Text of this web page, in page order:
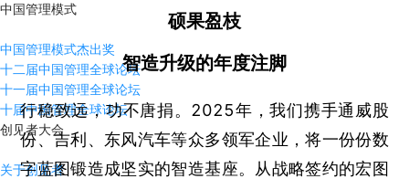
中国管理模式
中国管理模式杰出奖
十二届中国管理全球论坛
十一届中国管理全球论坛
十届中国管理全球论坛
创见者大会
关于创见者
硕果盈枝
智造升级的年度注脚
行稳致远，功不唐捐。2025年，我们携手通威股
份、吉利、东风汽车等众多领军企业，将一份份数
字蓝图锻造成坚实的智造基座。从战略签约的宏图